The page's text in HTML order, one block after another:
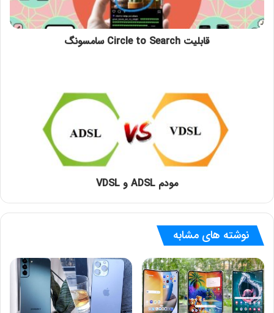
قابلیت Circle to Search سامسونگ
مودم ADSL و VDSL
نوشته های مشابه